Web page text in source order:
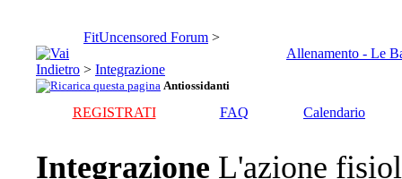
FitUncensored Forum >
Allenamento - Le
> Integrazione
Antiossidanti
REGISTRATI FAQ Calendario
Integrazione L'azione